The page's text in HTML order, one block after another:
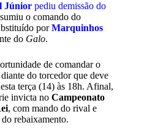
Júnior pediu demissão do
o comando do
porMarquinhos
do Galo.
de comandar o
do torcedor que deve
terça (14) às 18h. Afinal,
invicta no Campeonato
, com mando do rival e
rebaixamento.